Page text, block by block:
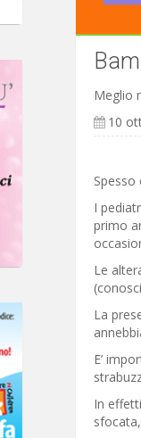
Meglio
10
I
primo
Le
La
E’
In